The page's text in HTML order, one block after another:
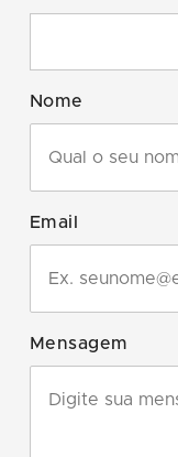
Nome
Email
Mensagem